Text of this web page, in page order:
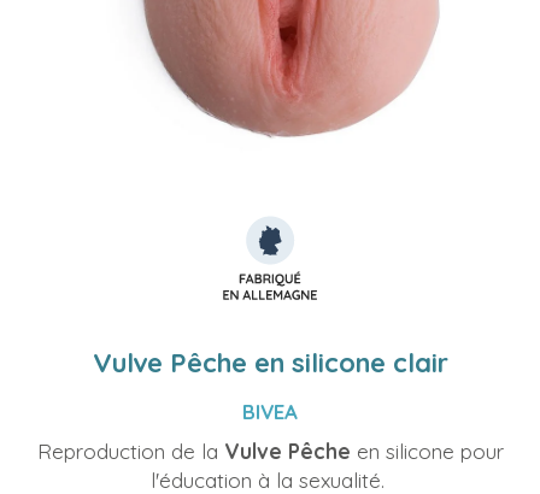
Vulve Pêche en silicone clair
BIVEA
Reproduction de la Vulve Pêche en silicone pour
l'éducation à la sexualité.